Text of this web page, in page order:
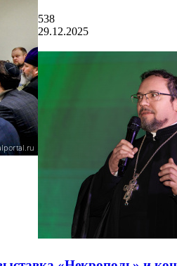
538
29.12.2025